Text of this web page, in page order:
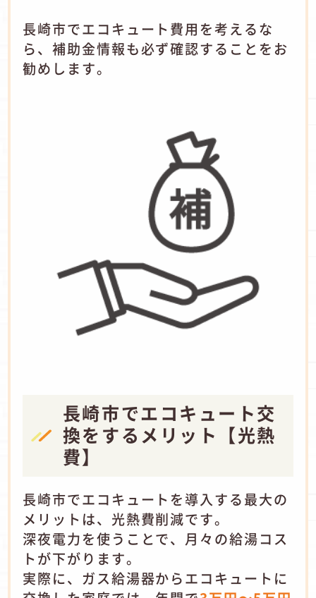
長崎市でエコキュート費用を考えるな
ら、補助金情報も必ず確認することをお
勧めします。
長崎市でエコキュート交
換をするメリット【光熱
費】
長崎市でエコキュートを導入する最大の
メリットは、光熱費削減です。
深夜電力を使うことで、月々の給湯コス
トが下がります。
実際に、ガス給湯器からエコキュートに